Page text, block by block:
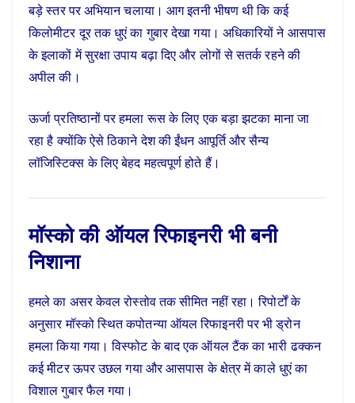
बड़े स्तर पर अभियान चलाया। आग इतनी भीषण थी कि कई
किलोमीटर दूर तक धुएं का गुबार देखा गया। अधिकारियों ने आसपास
के इलाकों में सुरक्षा उपाय बढ़ा दिए और लोगों से सतर्क रहने की
अपील की।
ऊर्जा प्रतिष्ठानों पर हमला रूस के लिए एक बड़ा झटका माना जा
रहा है क्योंकि ऐसे ठिकाने देश की ईंधन आपूर्ति और सैन्य
लॉजिस्टिक्स के लिए बेहद महत्वपूर्ण होते हैं।
मॉस्को की ऑयल रिफाइनरी भी बनी
निशाना
हमले का असर केवल रोस्तोव तक सीमित नहीं रहा। रिपोर्टों के
अनुसार मॉस्को स्थित कपोतन्या ऑयल रिफाइनरी पर भी ड्रोन
हमला किया गया। विस्फोट के बाद एक ऑयल टैंक का भारी ढक्कन
कई मीटर ऊपर उछल गया और आसपास के क्षेत्र में काले धुएं का
विशाल गुबार फैल गया।